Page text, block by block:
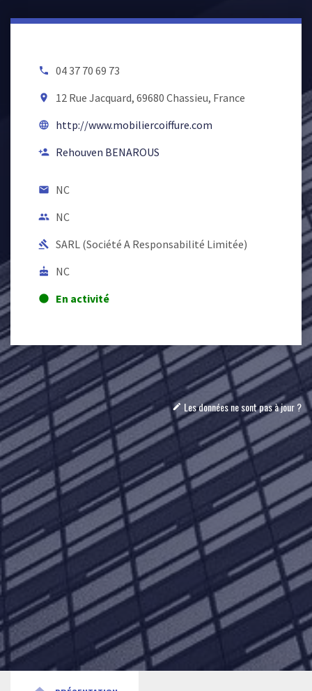
local_phone 04 37 70 69 73
room 12 Rue Jacquard, 69680 Chassieu, France
language http://www.mobiliercoiffure.com
person_add Rehouven BENAROUS
email NC
people NC
gavel SARL (Société A Responsabilité Limitée)
cake NC
lens En activité
mode_edit Les données ne sont pas à jour ?